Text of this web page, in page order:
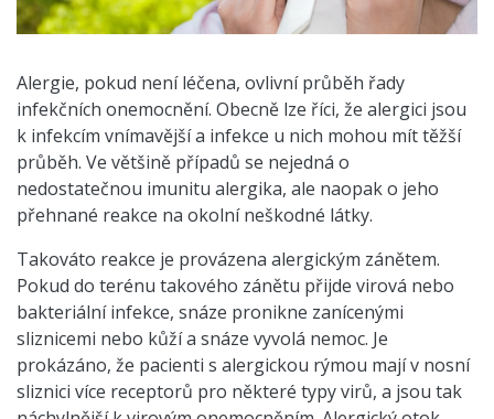
Alergie, pokud není léčena, ovlivní průběh řady
infekčních onemocnění. Obecně lze říci, že alergici jsou
k infekcím vnímavější a infekce u nich mohou mít těžší
průběh. Ve většině případů se nejedná o
nedostatečnou imunitu alergika, ale naopak o jeho
přehnané reakce na okolní neškodné látky.
Takováto reakce je provázena alergickým zánětem.
Pokud do terénu takového zánětu přijde virová nebo
bakteriální infekce, snáze pronikne zanícenými
sliznicemi nebo kůží a snáze vyvolá nemoc. Je
prokázáno, že pacienti s alergickou rýmou mají v nosní
sliznici více receptorů pro některé typy virů, a jsou tak